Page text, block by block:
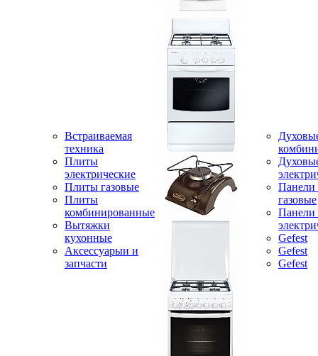
Встраиваемая
техника
Плиты
электрические
Плиты газовые
Плиты
комбинированные
Вытяжки
кухонные
Аксессуарыи и
запчасти
Панели
газовые
Панели
Gefest
Gefest
Gefest